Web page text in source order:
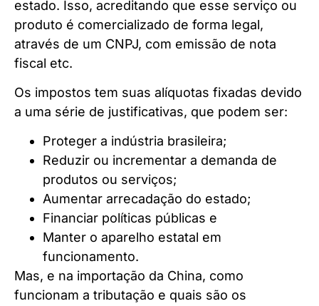
estado. Isso, acreditando que esse serviço ou
produto é comercializado de forma legal,
através de um CNPJ, com emissão de nota
fiscal etc.
Os impostos tem suas alíquotas fixadas devido
a uma série de justificativas, que podem ser:
Proteger a indústria brasileira;
Reduzir ou incrementar a demanda de
produtos ou serviços;
Aumentar arrecadação do estado;
Financiar políticas públicas e
Manter o aparelho estatal em
funcionamento.
Mas, e na importação da China, como
funcionam a tributação e quais são os